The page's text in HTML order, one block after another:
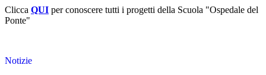
Clicca QUI per conoscere tutti i progetti della Scuola "Ospedale del
Ponte"
Notizie